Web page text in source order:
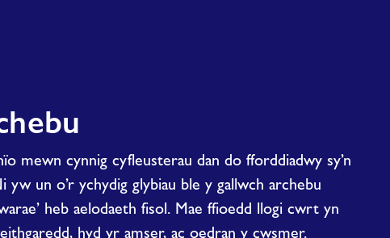
mewn cynnig cyfleusterau dan do fforddiadwy sy’n
yw un o’r ychydig glybiau ble y gallwch archebu
heb aelodaeth fisol. Mae ffioedd llogi cwrt yn
hyd yr amser, ac oedran y cwsmer.